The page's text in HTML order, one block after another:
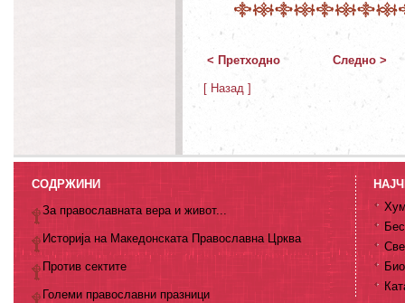
< Претходно Следно >
[ Назад ]
СОДРЖИНИ
За православната вера и живот...
Историја на Македонската Православна Црква
Против сектите
Големи православни празници